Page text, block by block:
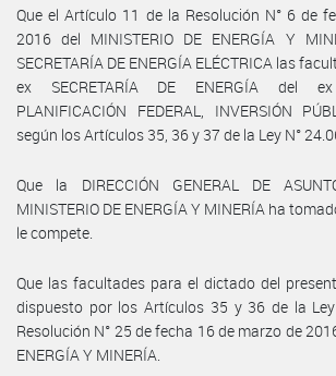
Que el Artículo 11 de la Resolución N° 6 de
2016 del MINISTERIO DE ENERGÍA Y
SECRETARÍA DE ENERGÍA ELÉCTRICA las
ex SECRETARÍA DE ENERGÍA del
PLANIFICACIÓN FEDERAL, INVERSIÓN
según los Artículos 35, 36 y 37 de la Ley N°
Que la DIRECCIÓN GENERAL DE
MINISTERIO DE ENERGÍA Y MINERÍA ha
le compete.
Que las facultades para el dictado del
dispuesto por los Artículos 35 y 36 de la
Resolución N° 25 de fecha 16 de marzo de
ENERGÍA Y MINERÍA.